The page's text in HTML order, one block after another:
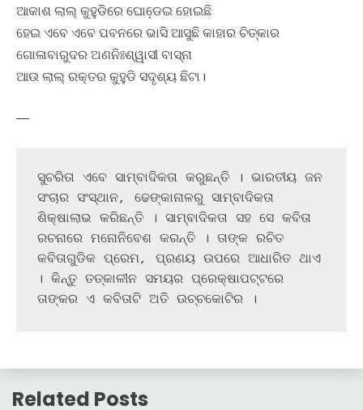
ଆକାଶ ଲାଲ୍ କୁହୁଡିରେ ଘୋଡେ଼ଇ ହୋଇଛି
ହେଇ ଏବେ ଏବେ ପବନରେ ଭାସି ଆସୁଛି କାହାର ଚିତ୍କାର
ଗୋଳାବାରୁଦର ଅଣନିଃଶ୍ୱାସୀ ବାସ୍ନା
ଆଉ ଲାଲ୍ ରକ୍ତର କୁହୁଡି ସଦୃଶ୍ୟ ଛିଟା।
—
ସୁଚରିତା ଏବେ ସାମ୍ବାଦିକତା କରୁଛନ୍ତି । ଭାରତୀୟ ଜନ
ସଂଚାର ସଂସ୍ଥାନ, ଢେଙ୍କାନାଳରୁ ସାମ୍ବାଦିକତା
ଶିକ୍ଷାଲାଭ କରିଛନ୍ତି । ସାମ୍ବାଦିକତା ସହ ସେ କବିତା
ରଚନାରେ ମନୋନିବେଶ କରନ୍ତି । ତାଙ୍କ ରଚିତ
କବିତାଗୁଡିକ ପ୍ରେମ, ପ୍ରଣୟ ଉପରେ ଆଧାରିତ ଥାଏ
। କିନ୍ତୁ ତତ୍କାଳୀନ ସମୟର ପ୍ରେକ୍ଷାପଟ୍ଟରେ
ତାଙ୍କର ଏ କବିତାଟି ଅତି ଉଚ୍ଚକୋଟିର ।
Related Posts